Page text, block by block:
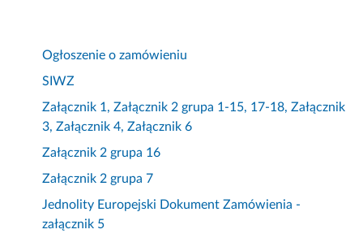
Ogłoszenie o zamówieniu
SIWZ
Załącznik 1, Załącznik 2 grupa 1-15, 17-18, Załącznik
3, Załącznik 4, Załącznik 6
Załącznik 2 grupa 16
Załącznik 2 grupa 7
Jednolity Europejski Dokument Zamówienia -
załącznik 5